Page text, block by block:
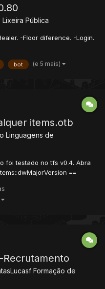
Lixeira Pública
-Floor diference. -Login.
bot (e 5 mais)
items.otb
Linguagens de
foi testado no tfs v0.4. Abra
==
<< std::endl; else
<< "[Error...
Recrutamento
Formação de